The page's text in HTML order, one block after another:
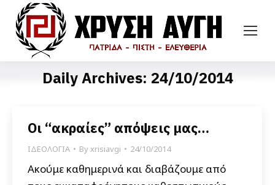
Daily Archives: 24/10/2014
Οι “ακραίες” απόψεις μας…
ΙΔΕΟΛΟΓΙΑ Byxrisiavgi 24/10/2014
Ακούμε καθημερινά και διαβάζουμε από